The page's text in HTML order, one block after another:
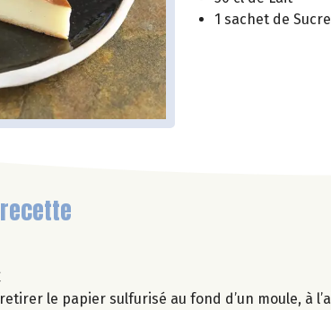
1 sachet de
recette
le papier sulfurisé au fond d’un moule, à